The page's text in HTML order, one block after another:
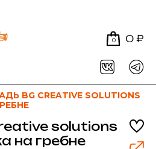
0 0 ₽
BG CREATIVE SOLUTIONS
solutions
на гребне